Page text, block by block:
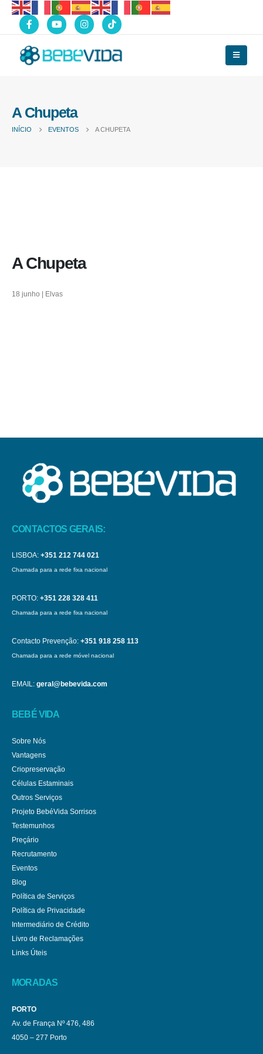
A Chupeta
INÍCIO EVENTOS A CHUPETA
A Chupeta
18 junho | Elvas
CONTACTOS GERAIS:
LISBOA: +351 212 744 021
Chamada para a rede fixa nacional
PORTO: +351 228 328 411
Chamada para a rede fixa nacional
Contacto Prevenção: +351 918 258 113
Chamada para a rede móvel nacional
EMAIL: geral@bebevida.com
BEBÉ VIDA
Sobre Nós
Vantagens
Criopreservação
Células Estaminais
Outros Serviços
Projeto BebéVida Sorrisos
Testemunhos
Preçário
Recrutamento
Eventos
Blog
Política de Serviços
Política de Privacidade
Intermediário de Crédito
Livro de Reclamações
Links Úteis
MORADAS
PORTO
Av. de França Nº 476, 486
4050 – 277 Porto